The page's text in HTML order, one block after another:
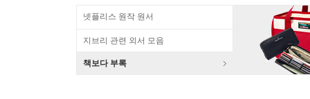
넷플리스 원작 원서
지브리 관련 외서 모음
책보다 부록